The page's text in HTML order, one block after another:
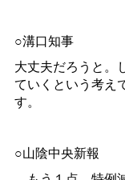
○溝口知事
大丈夫だろうと。
ていくという考え
す。
○山陰中央新報